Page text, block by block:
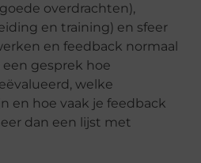
overdrachten),
en training) en sfeer
en feedback normaal
een gesprek hoe
welke
en hoe vaak je feedback
dan een lijst met